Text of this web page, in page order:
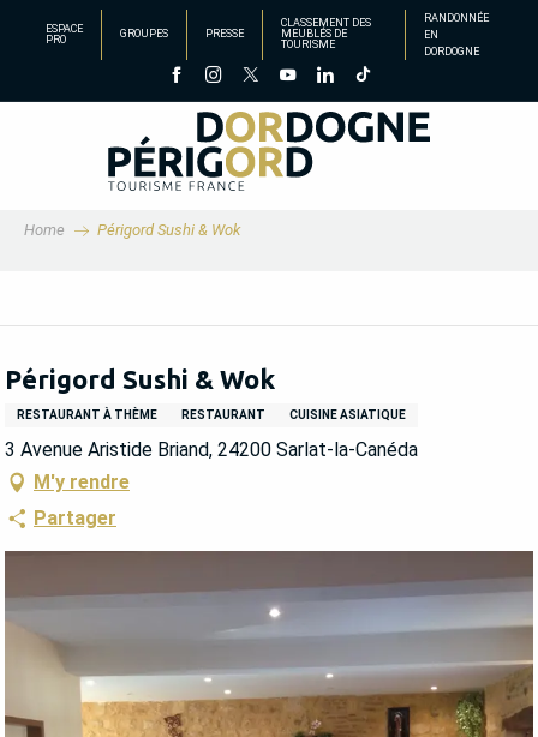
principal
ESPACE
PRO
GROUPES PRESSE
CLASSEMENT DES
MEUBLÉS DE
TOURISME
RANDONNÉE
EN
DORDOGNE
Home Périgord Sushi & Wok
Périgord Sushi & Wok
RESTAURANT À THÈME RESTAURANT CUISINE ASIATIQUE
3 Avenue Aristide Briand, 24200 Sarlat-la-Canéda
M'y rendre
Partager